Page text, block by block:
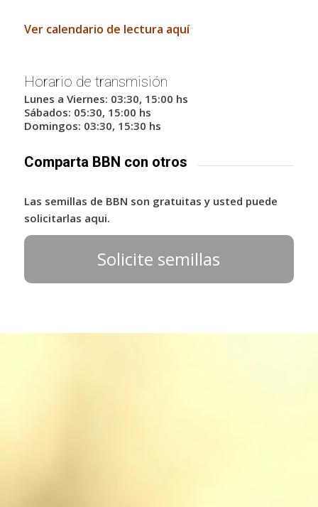
Ver calendario de lectura aquí
Horario de transmisión
Lunes a Viernes: 03:30, 15:00 hs
Sábados: 05:30, 15:00 hs
Domingos: 03:30, 15:30 hs
Comparta BBN con otros
Las semillas de BBN son gratuitas y usted puede
solicitarlas aqui.
Solicite semillas